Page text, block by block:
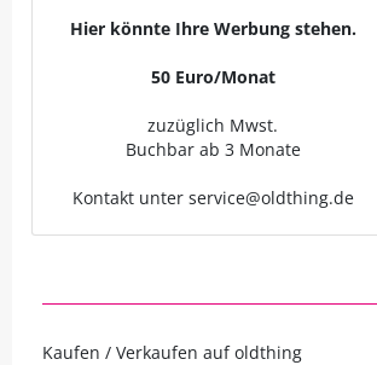
Hier könnte Ihre Werbung stehen.
50 Euro/Monat
zuzüglich Mwst.
Buchbar ab 3 Monate
Kontakt unter service@oldthing.de
Kaufen / Verkaufen auf oldthing